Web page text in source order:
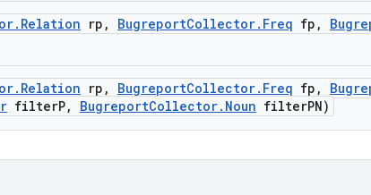
. Relation rp , BugreportCollector. Freq fp ,
. Relation rp , BugreportCollector. Freq fp ,
filterP, BugreportCollector. Noun filterPN)